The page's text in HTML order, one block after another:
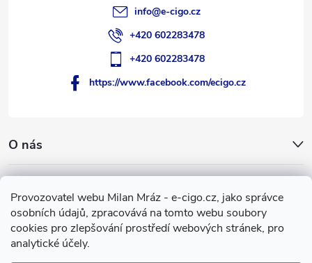
Provozovatel webu Milan Mráz - e-cigo.cz, jako správce
osobních údajů, zpracovává na tomto webu soubory
cookies pro zlepšování prostředí webových stránek, pro
analytické účely.
O nás
Facebook
info@e-cigo.cz
+420 602283478
+420 602283478
https://www.facebook.com/ecigo.cz